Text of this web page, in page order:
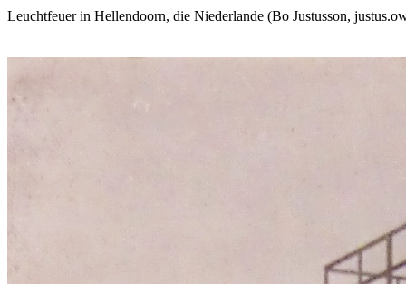
Leuchtfeuer in Hellendoorn, die Niederlande (Bo Justusson,